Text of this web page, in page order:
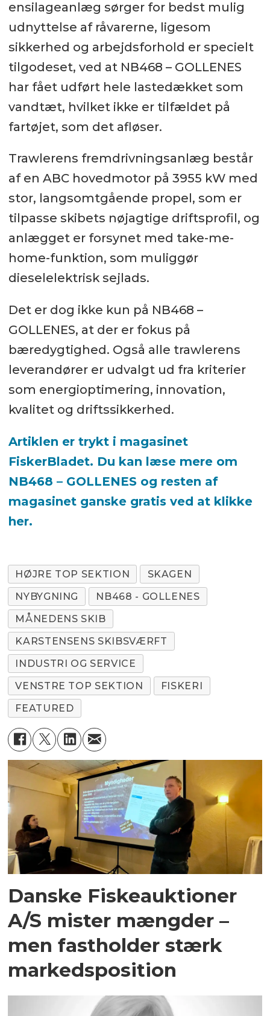
ensilageanlæg sørger for bedst mulig
udnyttelse af råvarerne, ligesom
sikkerhed og arbejdsforhold er specielt
tilgodeset, ved at NB468 – GOLLENES
har fået udført hele lastedækket som
vandtæt, hvilket ikke er tilfældet på
fartøjet, som det afløser.
Trawlerens fremdrivningsanlæg består
af en ABC hovedmotor på 3955 kW med
stor, langsomtgående propel, som er
tilpasse skibets nøjagtige driftsprofil, og
anlægget er forsynet med take-me-
home-funktion, som muliggør
dieselelektrisk sejlads.
Det er dog ikke kun på NB468 –
GOLLENES, at der er fokus på
bæredygtighed. Også alle trawlerens
leverandører er udvalgt ud fra kriterier
som energioptimering, innovation,
kvalitet og driftssikkerhed.
Artiklen er trykt i magasinet
FiskerBladet. Du kan læse mere om
NB468 – GOLLENES og resten af
magasinet ganske gratis ved at klikke
her.
HØJRE TOP SEKTION
SKAGEN
NYBYGNING
NB468 - GOLLENES
MÅNEDENS SKIB
KARSTENSENS SKIBSVÆRFT
INDUSTRI OG SERVICE
VENSTRE TOP SEKTION
FISKERI
FEATURED
Danske Fiskeauktioner
A/S mister mængder –
men fastholder stærk
markedsposition